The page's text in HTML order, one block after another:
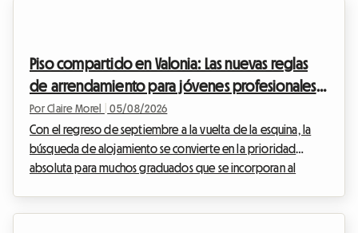
que es el presupuesto cuando uno busca instalarse, y...
Piso compartido en Valonia: Las nuevas reglas
de arrendamiento para jóvenes profesionales
en 2026
Por Claire Morel 05/08/2026
Con el regreso de septiembre a la vuelta de la esquina, la
búsqueda de alojamiento se convierte en la prioridad
absoluta para muchos graduados que se incorporan al